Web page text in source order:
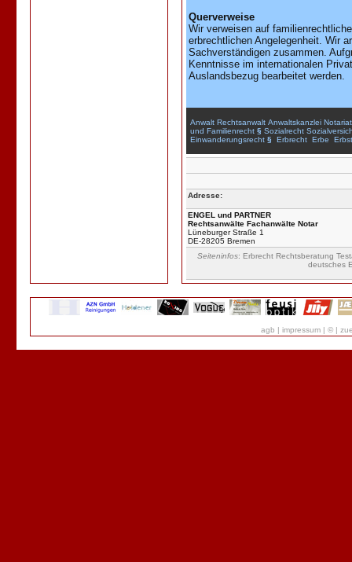
Querverweise
Wir verweisen auf
erbrechtlichen Angelegenheit. Wir
Sachverständigen zusammen.
Kenntnisse im internationalen
Auslandsbezug bearbeitet werden.
Anwalt Rechtsanwalt Anwaltskanzlei Notariat
und Familienrecht § Sozialrecht
Einwanderungsrecht § Erbrecht Erbe
Adresse:
ENGEL und PARTNER
Rechtsanwälte Fachanwälte Notar
Lüneburger Straße 1
DE-28205 Bremen
Seiteninfos: Erbrecht Rechtsberatung
deutsches
agb | impressum | © |